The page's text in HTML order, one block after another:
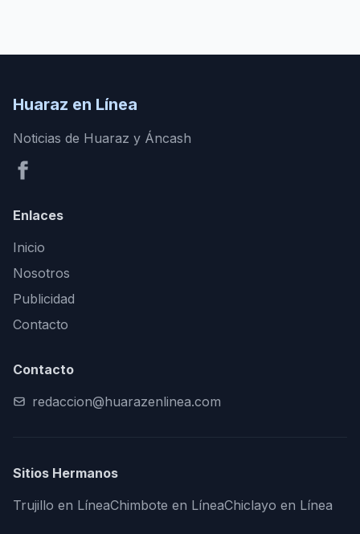
Huaraz en Línea
Noticias de Huaraz y Áncash
Enlaces
Inicio
Nosotros
Publicidad
Contacto
Contacto
redaccion@huarazenlinea.com
Sitios Hermanos
Trujillo en LíneaChimbote en LíneaChiclayo en Línea